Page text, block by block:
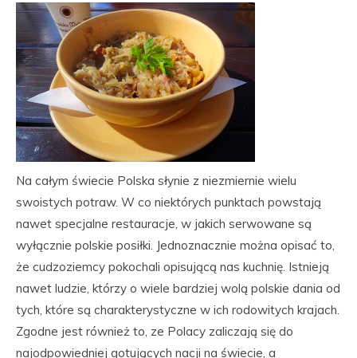
Na całym świecie Polska słynie z niezmiernie wielu
swoistych potraw. W co niektórych punktach powstają
nawet specjalne restauracje, w jakich serwowane są
wyłącznie polskie posiłki. Jednoznacznie można opisać to,
że cudzoziemcy pokochali opisującą nas kuchnię. Istnieją
nawet ludzie, którzy o wiele bardziej wolą polskie dania od
tych, które są charakterystyczne w ich rodowitych krajach.
Zgodne jest również to, ze Polacy zaliczają się do
najodpowiedniej gotujących nacji na świecie, a